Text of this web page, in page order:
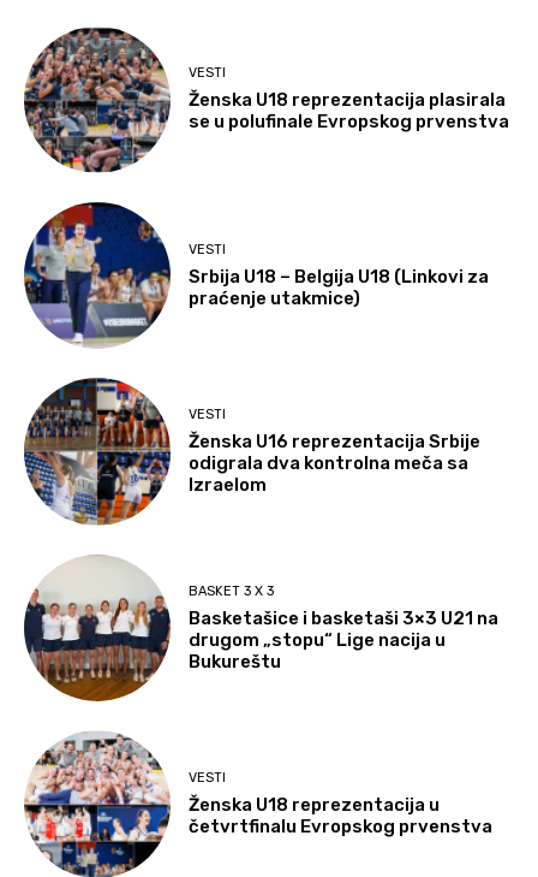
VESTI
Ženska U18 reprezentacija plasirala
se u polufinale Evropskog prvenstva
VESTI
Srbija U18 – Belgija U18 (Linkovi za
praćenje utakmice)
VESTI
Ženska U16 reprezentacija Srbije
odigrala dva kontrolna meča sa
Izraelom
BASKET 3 X 3
Basketašice i basketaši 3×3 U21 na
drugom „stopu“ Lige nacija u
Bukureštu
VESTI
Ženska U18 reprezentacija u
četvrtfinalu Evropskog prvenstva